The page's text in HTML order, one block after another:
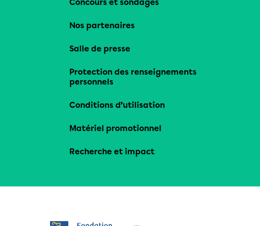
Concours et sondages
Nos partenaires
Salle de presse
Protection des renseignements
personnels
Conditions d’utilisation
Matériel promotionnel
Recherche et impact